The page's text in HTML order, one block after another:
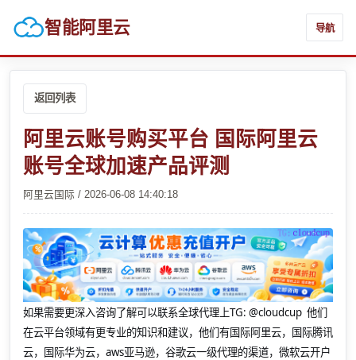
智能阿里云 导航
返回列表
阿里云账号购买平台 国际阿里云
账号全球加速产品评测
阿里云国际 / 2026-06-08 14:40:18
如果需要更深入咨询了解可以联系全球代理上TG: @cloudcup 他们
在云平台领域有更专业的知识和建议，他们有国际阿里云，国际腾讯
云，国际华为云，aws亚马逊，谷歌云一级代理的渠道，微软云开户